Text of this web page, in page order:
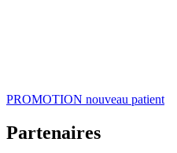
PROMOTION nouveau patient
Partenaires